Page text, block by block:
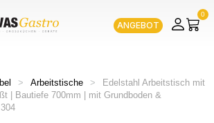
ANGEBOT
0
> Arbeitstische >
Edelstahl Arbeitstisch mit
| Bautiefe 700mm | mit Grundboden &